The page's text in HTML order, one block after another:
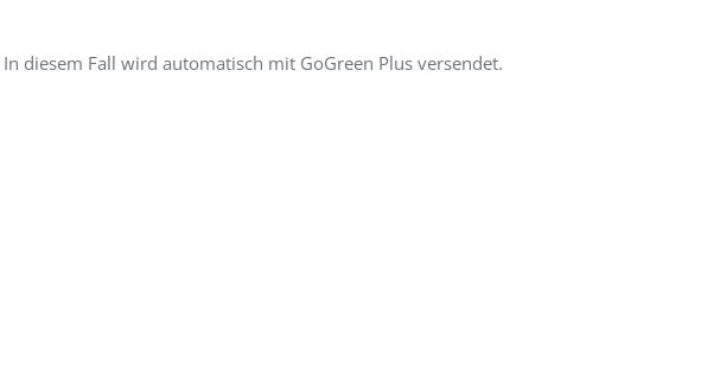
In diesem Fall wird automatisch mit GoGreen Plus versendet.